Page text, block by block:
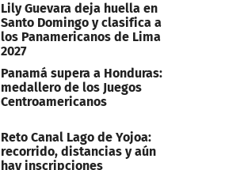
Lily Guevara deja huella en
Santo Domingo y clasifica a
los Panamericanos de Lima
2027
Panamá supera a Honduras:
medallero de los Juegos
Centroamericanos
Reto Canal Lago de Yojoa:
recorrido, distancias y aún
hay inscripciones